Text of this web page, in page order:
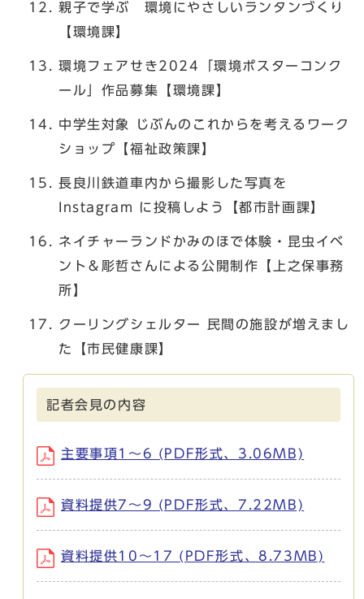
親子で学ぶ 環境にやさしいランタンづくり
【環境課】
環境フェアせき2024「環境ポスターコンク
ール」作品募集【環境課】
中学生対象 じぶんのこれからを考えるワーク
ショップ【福祉政策課】
長良川鉄道車内から撮影した写真を
Instagram に投稿しよう【都市計画課】
ネイチャーランドかみのほで体験・昆虫イベ
ント＆彫哲さんによる公開制作【上之保事務
所】
クーリングシェルター 民間の施設が増えまし
た【市民健康課】
記者会見の内容
主要事項1～6 (PDF形式、3.06MB)
資料提供7～9 (PDF形式、7.22MB)
資料提供10～17 (PDF形式、8.73MB)